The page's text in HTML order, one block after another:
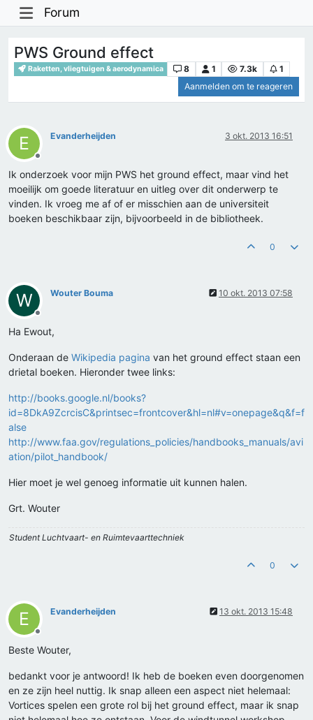
Forum
PWS Ground effect
Raketten, vliegtuigen & aerodynamica 8 1 7.3k
1
Aanmelden om te reageren
E
Offline
Evanderheijden 3 okt. 2013 16:51
Ik onderzoek voor mijn PWS het ground effect, maar vind het
moeilijk om goede literatuur en uitleg over dit onderwerp te
vinden. Ik vroeg me af of er misschien aan de universiteit
boeken beschikbaar zijn, bijvoorbeeld in de bibliotheek.
0
W
Offline
Wouter Bouma 10 okt. 2013 07:58
Ha Ewout,
Onderaan de Wikipedia pagina van het ground effect staan een
drietal boeken. Hieronder twee links:
http://books.google.nl/books?
id=8DkA9ZcrcisC&printsec=frontcover&hl=nl#v=onepage&q&f=f
alse
http://www.faa.gov/regulations_policies/handbooks_manuals/avi
ation/pilot_handbook/
Hier moet je wel genoeg informatie uit kunnen halen.
Grt. Wouter
Student Luchtvaart- en Ruimtevaarttechniek
0
E
Offline
Evanderheijden 13 okt. 2013 15:48
Beste Wouter,
bedankt voor je antwoord! Ik heb de boeken even doorgenomen
en ze zijn heel nuttig. Ik snap alleen een aspect niet helemaal:
Vortices spelen een grote rol bij het ground effect, maar ik snap